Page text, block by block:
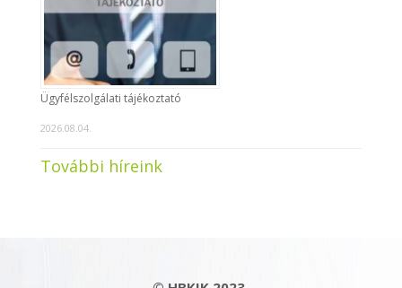
Ügyfélszolgálati tájékoztató
2026.08.04.
További híreink